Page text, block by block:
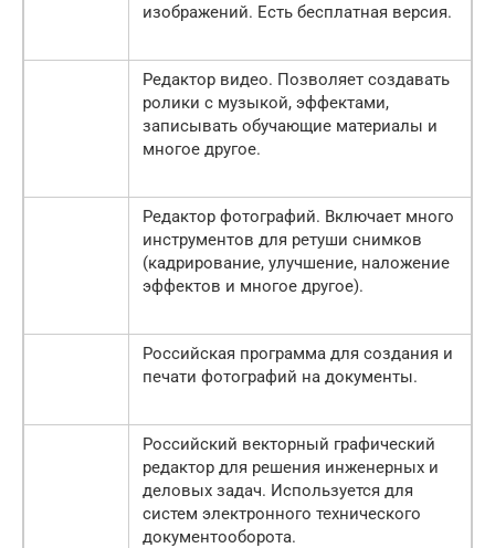
изображений. Есть бесплатная версия.
Редактор видео. Позволяет создавать
ролики с музыкой, эффектами,
записывать обучающие материалы и
многое другое.
Редактор фотографий. Включает много
инструментов для ретуши снимков
(кадрирование, улучшение, наложение
эффектов и многое другое).
Российская программа для создания и
печати фотографий на документы.
Российский векторный графический
редактор для решения инженерных и
деловых задач. Используется для
систем электронного технического
документооборота.